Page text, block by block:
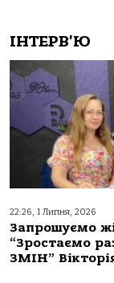
ІНТЕРВ'Ю
22:26, 1 Липня, 2026
Запрошуємо
“Зростаємо
ЗМІН”